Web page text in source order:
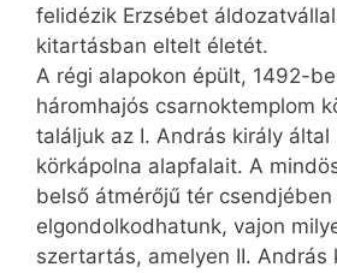
felidézik Erzsébet
kitartásban eltelt életét.
A régi alapokon épült, 1492-
háromhajós csarnoktemplom
találjuk az I. András király
körkápolna alapfalait. A
belső átmérőjű tér csendjében
elgondolkodhatunk, vajon
szertartás, amelyen II. András